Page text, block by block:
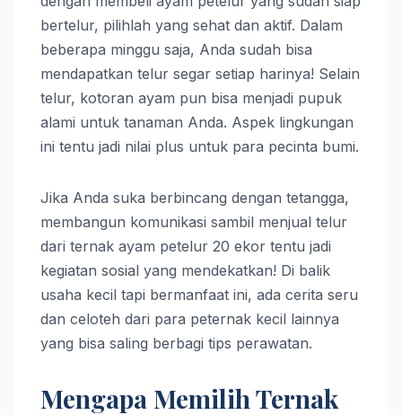
bertelur, pilihlah yang sehat dan aktif. Dalam
beberapa minggu saja, Anda sudah bisa
mendapatkan telur segar setiap harinya! Selain
telur, kotoran ayam pun bisa menjadi pupuk
alami untuk tanaman Anda. Aspek lingkungan
ini tentu jadi nilai plus untuk para pecinta bumi.
Jika Anda suka berbincang dengan tetangga,
membangun komunikasi sambil menjual telur
dari ternak ayam petelur 20 ekor tentu jadi
kegiatan sosial yang mendekatkan! Di balik
usaha kecil tapi bermanfaat ini, ada cerita seru
dan celoteh dari para peternak kecil lainnya
yang bisa saling berbagi tips perawatan.
Mengapa Memilih Ternak